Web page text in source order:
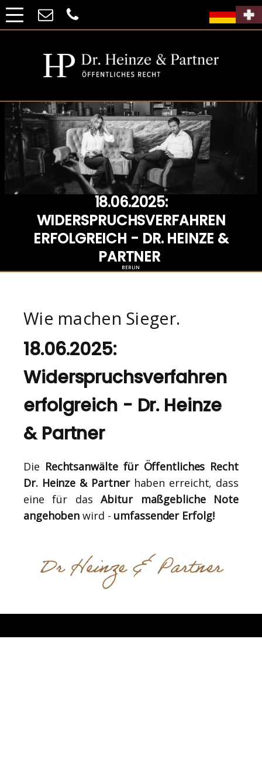
18.06.2025:
WIDERSPRUCHSVERFAHREN
ERFOLGREICH - DR. HEINZE &
PARTNER
BERLIN
Wie machen Sieger.
18.06.2025:
Widerspruchsverfahren
erfolgreich - Dr. Heinze
& Partner
Die Rechtsanwälte für Öffentliches Recht
Dr. Heinze & Partnerhaben erreicht, dass
eine für dasAbitur maßgebliche Note
angehoben wird - umfassender Erfolg!